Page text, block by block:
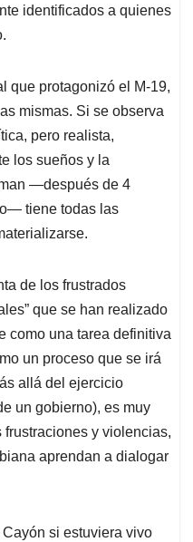
identificados a quienes
que protagonizó el M-19,
mismas. Si se observa
pero realista,
los sueños y la
—después de 4
tiene todas las
de los frustrados
que se han realizado
como una tarea definitiva
un proceso que se irá
allá del ejercicio
un gobierno), es muy
y violencias,
aprendan a dialogar
si estuviera vivo